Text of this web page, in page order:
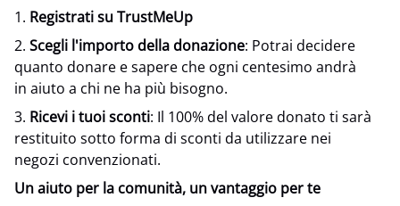
1. Registrati su TrustMeUp
2. Scegli l'importo della donazione: Potrai decidere
quanto donare e sapere che ogni centesimo andrà
in aiuto a chi ne ha più bisogno.
3. Ricevi i tuoi sconti: Il 100% del valore donato ti sarà
restituito sotto forma di sconti da utilizzare nei
negozi convenzionati.
Un aiuto per la comunità, un vantaggio per te